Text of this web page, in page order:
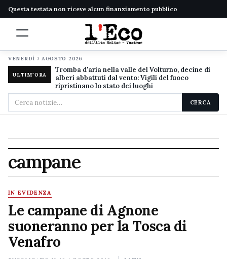
Questa testata non riceve alcun finanziamento pubblico
VENERDÌ 7 AGOSTO 2026
ULTIM'ORA
Tromba d'aria nella valle del Volturno, decine di
alberi abbattuti dal vento: Vigili del fuoco
ripristinano lo stato dei luoghi
Cerca
nel
CERCA
campane
IN EVIDENZA
Le campane di Agnone
suoneranno per la Tosca di
Venafro